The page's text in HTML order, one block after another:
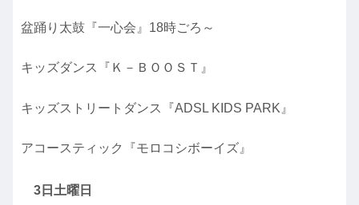
盆踊り太鼓『一心会』18時ごろ～
キッズダンス『Ｋ－ＢＯＯＳＴ』
キッズストリートダンス『ADSL KIDS PARK』
アコースティック『モロコシボーイズ』
3日土曜日